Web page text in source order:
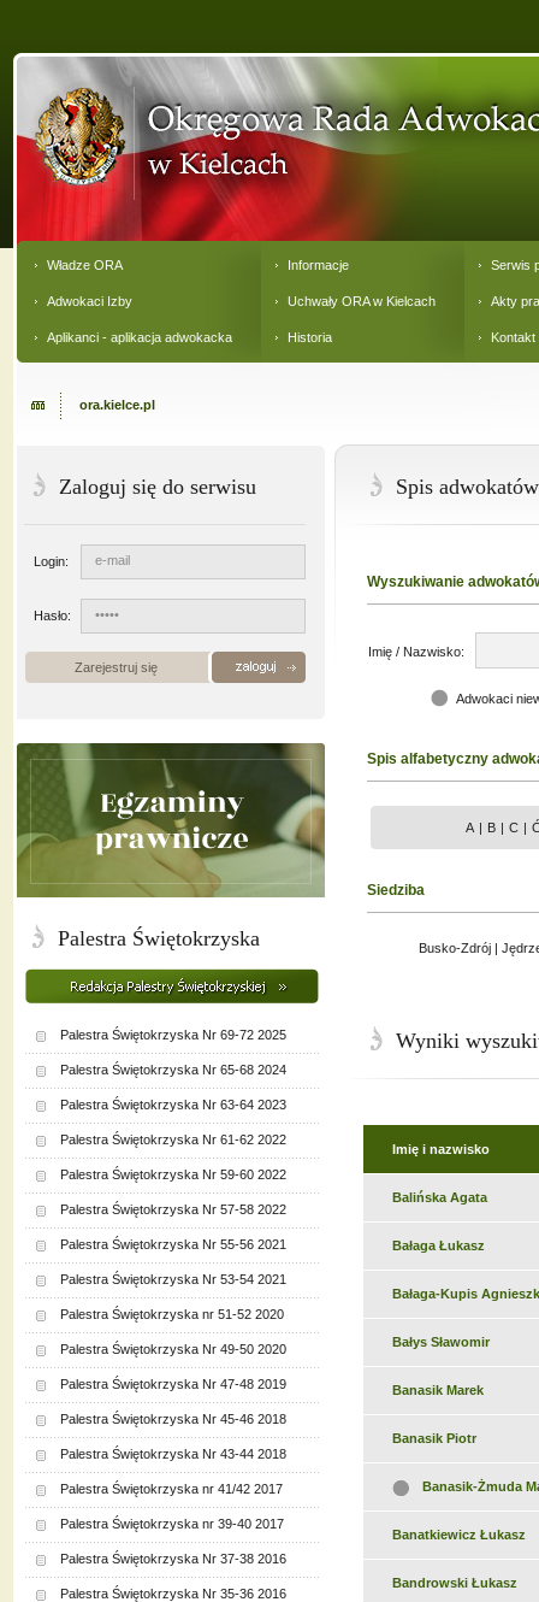
Władze ORA
Adwokaci Izby
Aplikanci - aplikacja adwokacka
Informacje
Uchwały ORA w Kielcach
Historia
Serwis
Akty
Kontakt
ora.kielce.pl
Spis
Wyszukiwanie
Imię / Nazwisko:
Adwokaci
Spis alfabetyczny
A | B | C |
Siedziba
Busko-Zdrój|
Wyniki
Imię i nazwisko
Balińska Agata
Bałaga Łukasz
Bałaga-Kupis
Bałys Sławomir
Banasik Marek
Banasik Piotr
Banasik-Żmuda
Banatkiewicz Łukasz
Bandrowski Łukasz
Zaloguj się do serwisu
Login:
Hasło:
Zarejestruj się
Palestra Świętokrzyska
Palestra Świętokrzyska Nr 69-72 2025
Palestra Świętokrzyska Nr 65-68 2024
Palestra Świętokrzyska Nr 63-64 2023
Palestra Świętokrzyska Nr 61-62 2022
Palestra Świętokrzyska Nr 59-60 2022
Palestra Świętokrzyska Nr 57-58 2022
Palestra Świętokrzyska Nr 55-56 2021
Palestra Świętokrzyska Nr 53-54 2021
Palestra Świętokrzyska nr 51-52 2020
Palestra Świętokrzyska Nr 49-50 2020
Palestra Świętokrzyska Nr 47-48 2019
Palestra Świętokrzyska Nr 45-46 2018
Palestra Świętokrzyska Nr 43-44 2018
Palestra Świętokrzyska nr 41/42 2017
Palestra Świętokrzyska nr 39-40 2017
Palestra Świętokrzyska Nr 37-38 2016
Palestra Świętokrzyska Nr 35-36 2016